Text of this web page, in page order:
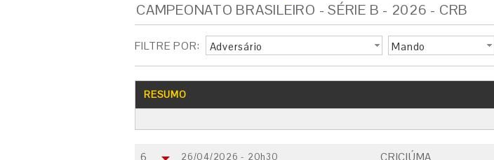
CAMPEONATO BRASILEIRO - SÉRIE B - 2026 - CRB
FILTRE POR: Adversário Mando
RESUMO
6 26/04/2026 - 20h30 CRICIÚMA